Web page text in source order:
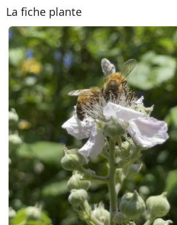
La fiche plante